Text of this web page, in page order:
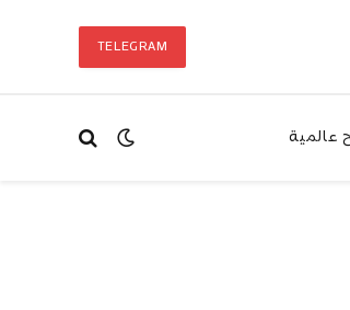
TELEGRAM
عالمية